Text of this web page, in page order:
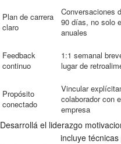
Plan de carrera
claro
Conversaciones
90 días, no solo
anuales
Feedback
continuo
1:1 semanal
lugar de
Propósito
conectado
Vincular
colaborador con
empresa
Desarrollá el liderazgo
incluye